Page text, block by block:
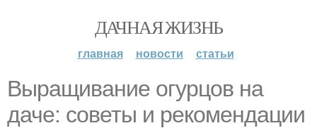
ДАЧНАЯ ЖИЗНЬ
главная новости статьи
Выращивание огурцов на
даче: советы и рекомендации